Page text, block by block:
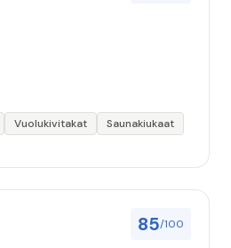
Vuolukivitakat
Saunakiukaat
85/100